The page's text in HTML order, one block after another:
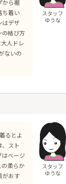
から裾
ち着い
はデザ
の結び方
人ドレ
ないの
スタッフ
ゆうな
るとよ
、スト
ベージ
の柔らか
がおす
スタッフ
ゆうな